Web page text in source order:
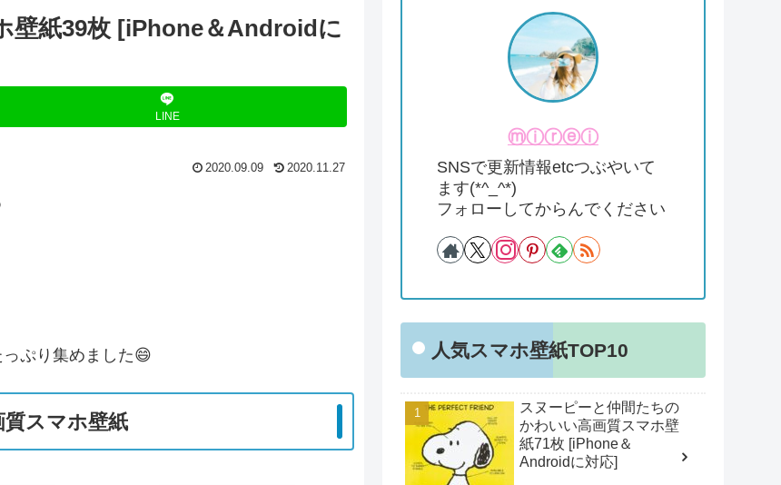
壁紙39枚 [iPhone＆Androidに
LINE
2020.09.09 2020.11.27
ぷり集めました😄
質スマホ壁紙
ⓜⓘⓡⓔⓘ
SNSで更新情報etcつぶやいて
ます(*^_^*)
フォローしてからんでください
人気スマホ壁紙TOP10
スヌーピーと仲間たちの
かわいい高画質スマホ壁
紙71枚 [iPhone＆
Androidに対応]